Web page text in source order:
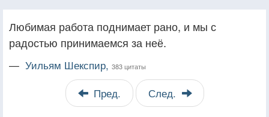
Любимая работа поднимает рано, и мы с
радостью принимаемся за неё.
— Уильям Шекспир, 383 цитаты
Пред. След.